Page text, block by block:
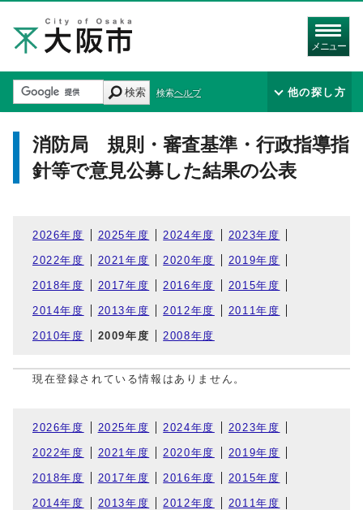
メニュー
検索 検索ヘルプ 他の探し方
消防局 規則・審査基準・行政指導指
針等で意見公募した結果の公表
2026年度 2025年度 2024年度 2023年度
2022年度 2021年度 2020年度 2019年度
2018年度 2017年度 2016年度 2015年度
2014年度 2013年度 2012年度 2011年度
2010年度 2009年度 2008年度
現在登録されている情報はありません。
2026年度 2025年度 2024年度 2023年度
2022年度 2021年度 2020年度 2019年度
2018年度 2017年度 2016年度 2015年度
2014年度 2013年度 2012年度 2011年度